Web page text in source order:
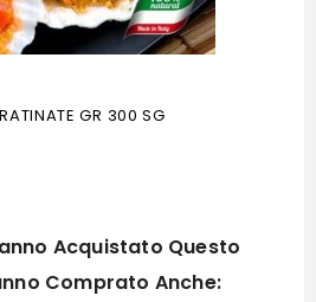
GR 300 SG
Acquistato Questo
Comprato Anche: